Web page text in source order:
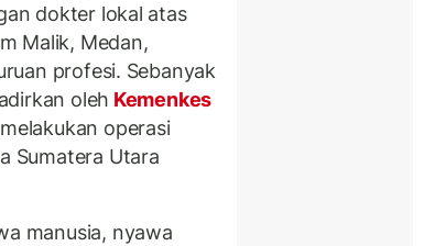
dokter lokal atas
Malik, Medan,
profesi. Sebanyak
oleh Kemenkes
operasi
Sumatera Utara
manusia, nyawa